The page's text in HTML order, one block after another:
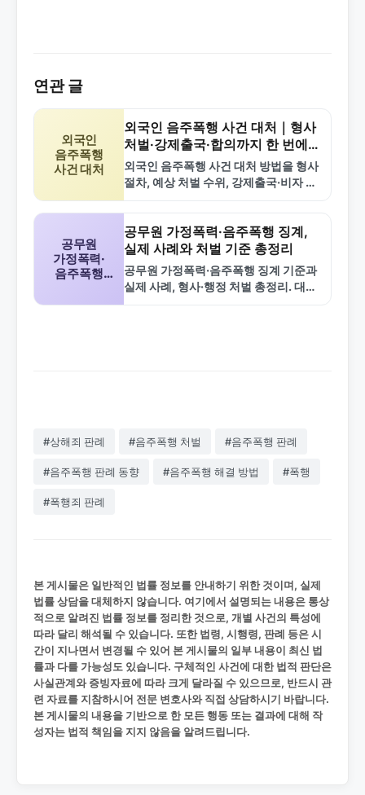
연관 글
외국인
음주폭행
사건 대처
외국인 음주폭행 사건 대처｜형사
처벌·강제출국·합의까지 한 번에
정리
외국인 음주폭행 사건 대처 방법을 형사
절차, 예상 처벌 수위, 강제출국·비자 문
공무원
가정폭력·
음주폭행
공무원 가정폭력·음주폭행 징계,
실제 사례와 처벌 기준 총정리
공무원 가정폭력·음주폭행 징계 기준과
실제 사례, 형사·행정 처벌 총정리. 대응
#상해죄 판례 #음주폭행 처벌 #음주폭행 판례
#음주폭행 판례 동향 #음주폭행 해결 방법 #폭행
#폭행죄 판례
본 게시물은 일반적인 법률 정보를 안내하기 위한 것이며, 실제
법률 상담을 대체하지 않습니다. 여기에서 설명되는 내용은 통상
적으로 알려진 법률 정보를 정리한 것으로, 개별 사건의 특성에
따라 달리 해석될 수 있습니다. 또한 법령, 시행령, 판례 등은 시
간이 지나면서 변경될 수 있어 본 게시물의 일부 내용이 최신 법
률과 다를 가능성도 있습니다. 구체적인 사건에 대한 법적 판단은
사실관계와 증빙자료에 따라 크게 달라질 수 있으므로, 반드시 관
련 자료를 지참하시어 전문 변호사와 직접 상담하시기 바랍니다.
본 게시물의 내용을 기반으로 한 모든 행동 또는 결과에 대해 작
성자는 법적 책임을 지지 않음을 알려드립니다.